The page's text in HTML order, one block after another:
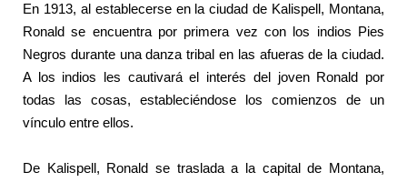
En 1913, al establecerse en la ciudad de Kalispell, Montana,
Ronald se encuentra por primera vez con los indios Pies
Negros durante una danza tribal en las afueras de la ciudad.
A los indios les cautivará el interés del joven Ronald por
todas las cosas, estableciéndose los comienzos de un
vínculo entre ellos.
De Kalispell, Ronald se traslada a la capital de Montana,